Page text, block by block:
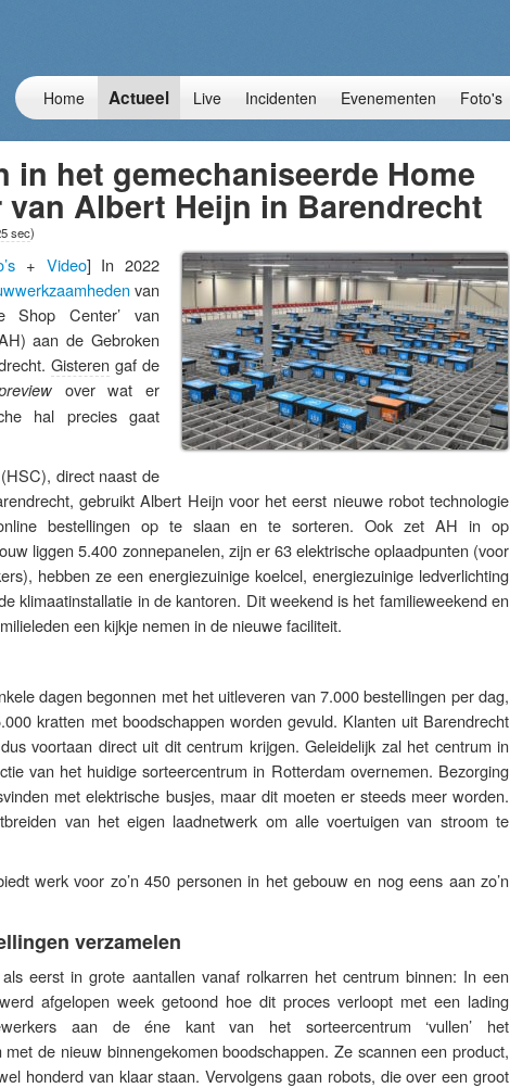
Home Actueel Live Incidenten Evenementen Foto's
in het gemechaniseerde Home
van Albert Heijn in Barendrecht
sec)
+ Video] In 2022
van
Shop Center’ van
aan de Gebroken
Gisteren gaf de
over wat er
hal precies gaat
direct naast de
gebruikt Albert Heijn voor het eerst nieuwe robot technologie
bestellingen op te slaan en te sorteren. Ook zet AH in op
liggen 5.400 zonnepanelen, zijn er 63 elektrische oplaadpunten (voor
hebben ze een energiezuinige koelcel, energiezuinige ledverlichting
klimaatinstallatie in de kantoren. Dit weekend is het familieweekend en
een kijkje nemen in de nieuwe faciliteit.
dagen begonnen met het uitleveren van 7.000 bestellingen per dag,
kratten met boodschappen worden gevuld. Klanten uit Barendrecht
voortaan direct uit dit centrum krijgen. Geleidelijk zal het centrum in
van het huidige sorteercentrum in Rotterdam overnemen. Bezorging
met elektrische busjes, maar dit moeten er steeds meer worden.
van het eigen laadnetwerk om alle voertuigen van stroom te
werk voor zo’n 450 personen in het gebouw en nog eens aan zo’n
verzamelen
eerst in grote aantallen vanaf rolkarren het centrum binnen: In een
afgelopen week getoond hoe dit proces verloopt met een lading
aan de éne kant van het sorteercentrum ‘vullen’ het
de nieuw binnengekomen boodschappen. Ze scannen een product,
honderd van klaar staan. Vervolgens gaan robots, die over een groot